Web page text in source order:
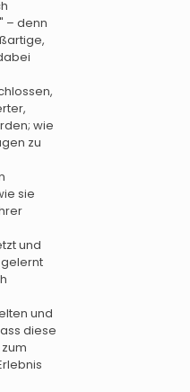
– denn
wie
zu
sie
und
und
diese